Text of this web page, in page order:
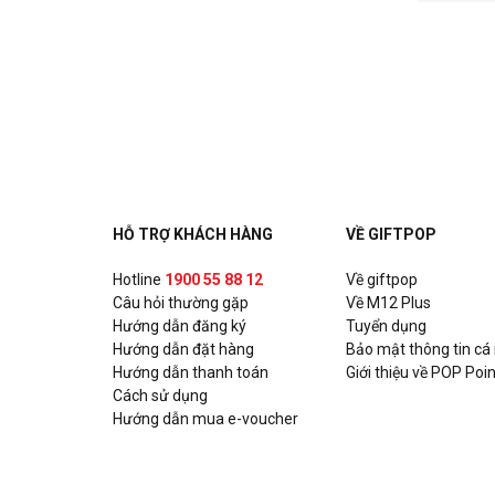
HỖ TRỢ KHÁCH HÀNG
Hotline 1900 55 88 12
Câu hỏi thường gặp
Hướng dẫn đăng ký
Hướng dẫn đặt hàng
Hướng dẫn thanh toán
Cách sử dụng
Hướng dẫn mua e-voucher
VỀ GIFTPOP
Về giftpop
Về M12 Plus
Tuyển dụng
Bảo mật thông tin cá
Giới thiệu về POP